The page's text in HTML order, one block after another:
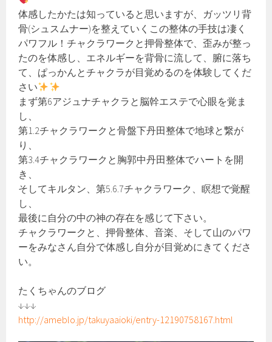
体感したかたは知っていると思いますが、ガッツリ背
骨(シュスムナー)を整えていくこの整体の手技は凄く
パワフル！チャクラワークと押骨整体で、歪みが整っ
たのを体感し、エネルギーを背骨に流して、腑に落ち
て、ぱっかんとチャクラが目覚めるのを体験してくだ
さい
まず第6アジュナチャクラと脳幹エステで心眼を覚ま
し、
第1.2チャクラワークと骨盤下丹田整体で地球と繋が
り、
第3.4チャクラワークと胸郭中丹田整体でハートを開
き、
そしてキルタン、第5.6.7チャクラワーク、瞑想で覚醒
し、
最後に自分の中の神の存在を感じて下さい。
チャクラワークと、押骨整体、音楽、そして山のパワ
ーをみなさん自分で体感し自分が目覚めにきてくださ
い。
たくちゃんのブログ
↓↓↓
http://ameblo.jp/takuyaaioki/entry-12190758167.html